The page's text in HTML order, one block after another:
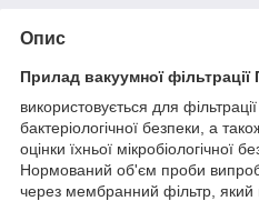
Опис
Прилад вакуумної
використовується для
бактеріологічної безпеки, а
оцінки їхньої мікробіологічної
Нормований об'єм проби
через мембранний фільтр, який